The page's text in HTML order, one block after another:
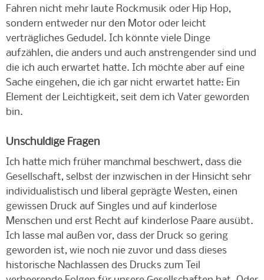
Fahren nicht mehr laute Rockmusik oder Hip Hop,
sondern entweder nur den Motor oder leicht
verträgliches Gedudel. Ich könnte viele Dinge
aufzählen, die anders und auch anstrengender sind und
die ich auch erwartet hatte. Ich möchte aber auf eine
Sache eingehen, die ich gar nicht erwartet hatte: Ein
Element der Leichtigkeit, seit dem ich Vater geworden
bin.
Unschuldige Fragen
Ich hatte mich früher manchmal beschwert, dass die
Gesellschaft, selbst der inzwischen in der Hinsicht sehr
individualistisch und liberal geprägte Westen, einen
gewissen Druck auf Singles und auf kinderlose
Menschen und erst Recht auf kinderlose Paare ausübt.
Ich lasse mal außen vor, dass der Druck so gering
geworden ist, wie noch nie zuvor und dass dieses
historische Nachlassen des Drucks zum Teil